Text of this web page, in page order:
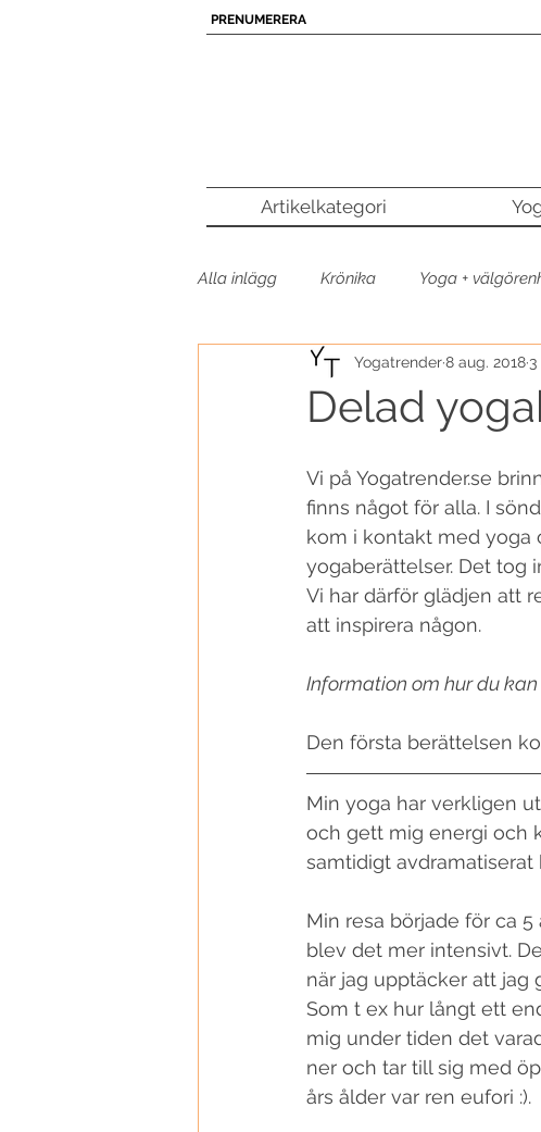
PRENUMERERA
Artikelkategori
Alla inlägg Krönika Yoga +
Poddtipset Yogamusik
100 Yoga Teachers
Delad
Yogatrender8 aug. 2018
Vi på Yogatrender.se
finns något för alla. I
kom i kontakt med yoga
yogaberättelser. Det tog
Vi har därför glädjen att
att inspirera någon.
Information om hur du
Den första berättelsen
Min yoga har verkligen
och gett mig energi och
samtidigt
Min resa började för ca
blev det mer intensivt.
när jag upptäcker att jag
Som t ex hur långt ett
mig under tiden det
ner och tar till sig med
års ålder var ren eufori :).